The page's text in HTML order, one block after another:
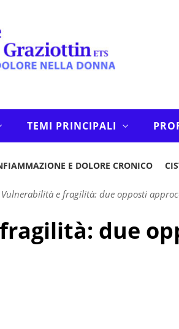
TEMI PRINCIPALI
E DOLORE CRONICO
Vulnerabilità e fragilità: due opposti
due